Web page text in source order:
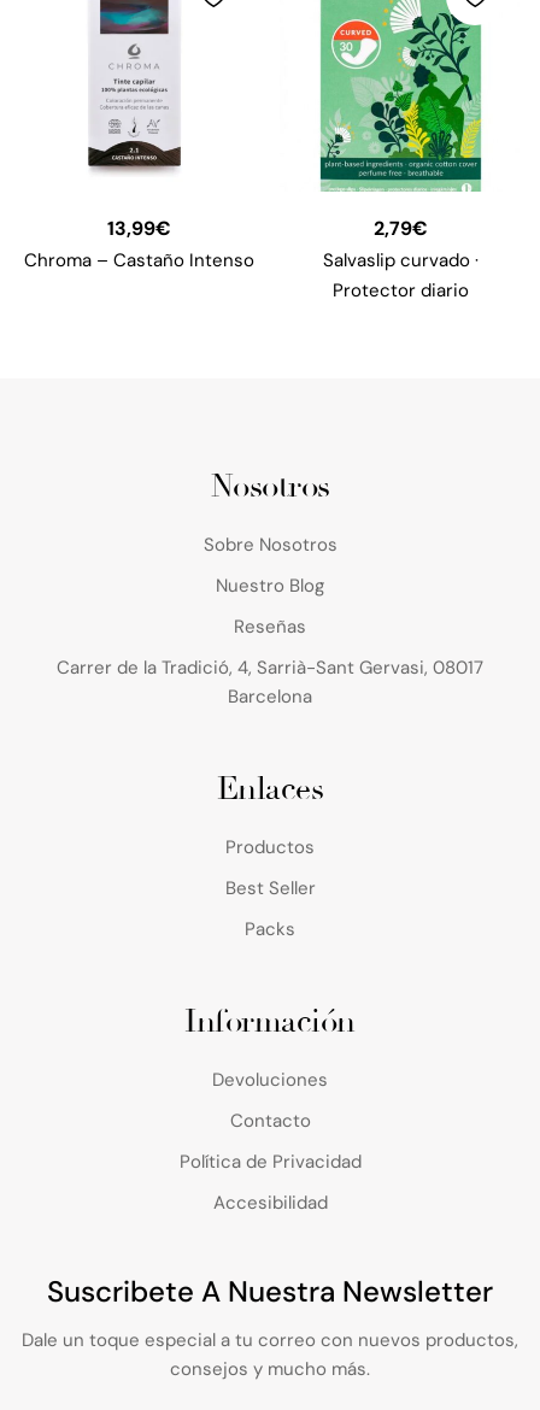
13,99€
Chroma – Castaño Intenso
2,79€
Salvaslip curvado ·
Protector diario
Nosotros
Sobre Nosotros
Nuestro Blog
Reseñas
Carrer de la Tradició, 4, Sarrià-Sant Gervasi, 08017
Barcelona
Enlaces
Productos
Best Seller
Packs
Información
Devoluciones
Contacto
Política de Privacidad
Accesibilidad
Suscribete A Nuestra Newsletter
Dale un toque especial a tu correo con nuevos productos,
consejos y mucho más.